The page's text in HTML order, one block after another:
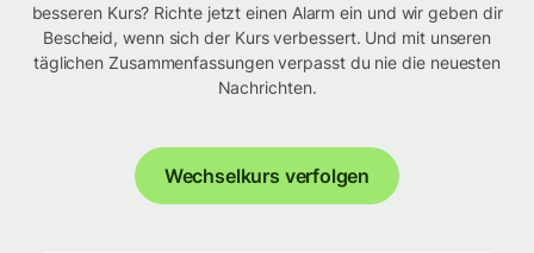
besseren Kurs? Richte jetzt einen Alarm ein und wir geben dir
Bescheid, wenn sich der Kurs verbessert. Und mit unseren
täglichen Zusammenfassungen verpasst du nie die neuesten
Nachrichten.
Wechselkurs verfolgen